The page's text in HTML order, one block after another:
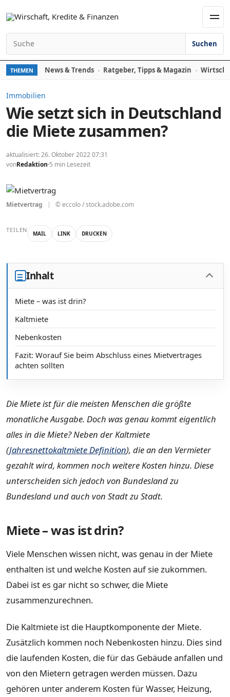
Suchen nach:
Suchen
THEMEN News & Trends Ratgeber, Tipps & Magazin
Immobilien
Wie setzt sich in Deutschland
die Miete zusammen?
aktualisiert: 26. Oktober 2022 07:31
vonRedaktion 5 min Lesezeit
Mietvertrag | © eccolo / stock.adobe.com
TEILEN MAIL LINK DRUCKEN
Inhalt
Miete – was ist drin?
Kaltmiete
Nebenkosten
Fazit: Worauf Sie beim Abschluss eines Mietvertrages
achten sollten
Die Miete ist für die meisten Menschen die größte
monatliche Ausgabe. Doch was genau kommt eigentlich
alles in die Miete? Neben der Kaltmiete
(Jahresnettokaltmiete Definition), die an den Vermieter
gezahlt wird, kommen noch weitere Kosten hinzu. Diese
unterscheiden sich jedoch von Bundesland zu
Bundesland und auch von Stadt zu Stadt.
Miete – was ist drin?
Viele Menschen wissen nicht, was genau in der Miete
enthalten ist und welche Kosten auf sie zukommen.
Dabei ist es gar nicht so schwer, die Miete
zusammenzurechnen.
Die Kaltmiete ist die Hauptkomponente der Miete.
Zusätzlich kommen noch Nebenkosten hinzu. Dies sind
die laufenden Kosten, die für das Gebäude anfallen und
von den Mietern getragen werden müssen. Dazu
gehören unter anderem Kosten für Wasser, Heizung,